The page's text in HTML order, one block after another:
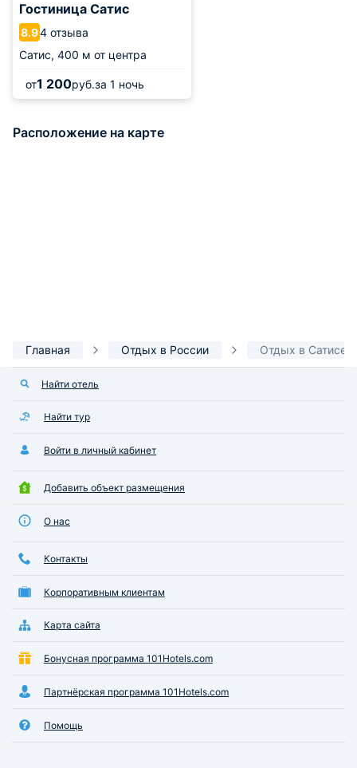
Гостиница Сатис
8.94 отзыва
Сатис, 400 м от центра
от1 200руб.за 1 ночь
Расположение на карте
Главная Отдых в России Отдых в Сатисе
Найти отель
Найти тур
Войти в личный кабинет
Добавить объект размещения
О нас
Контакты
Корпоративным клиентам
Карта сайта
Бонусная программа 101Hotels.com
Партнёрская программа 101Hotels.com
Помощь